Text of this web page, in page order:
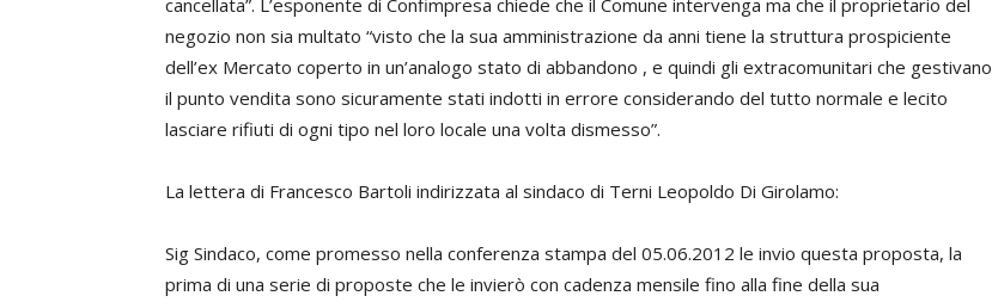
cancellata”. L’esponente di Confimpresa chiede che il Comune intervenga ma che il proprietario del
negozio non sia multato “visto che la sua amministrazione da anni tiene la struttura prospiciente
dell’ex Mercato coperto in un’analogo stato di abbandono , e quindi gli extracomunitari che gestivano
il punto vendita sono sicuramente stati indotti in errore considerando del tutto normale e lecito
lasciare rifiuti di ogni tipo nel loro locale una volta dismesso”.
La lettera di Francesco Bartoli indirizzata al sindaco di Terni Leopoldo Di Girolamo:
Sig Sindaco, come promesso nella conferenza stampa del 05.06.2012 le invio questa proposta, la
prima di una serie di proposte che le invierò con cadenza mensile fino alla fine della sua